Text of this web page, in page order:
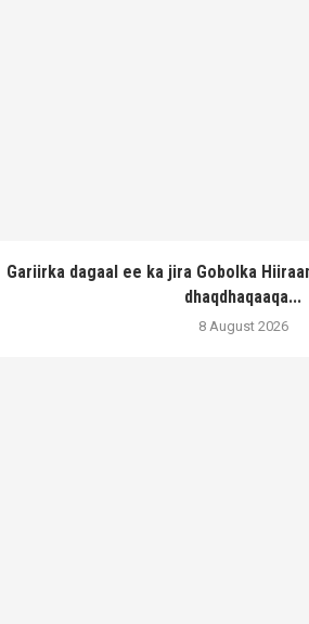
Gariirka dagaal ee ka jira Gobolka
dhaqdhaqaaqa...
8 August 2026